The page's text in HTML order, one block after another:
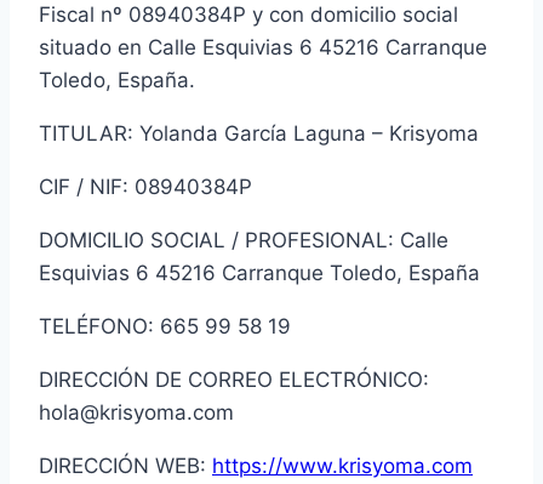
Fiscal nº 08940384P y con domicilio social
situado en Calle Esquivias 6 45216 Carranque
Toledo, España.
TITULAR: Yolanda García Laguna – Krisyoma
CIF / NIF: 08940384P
DOMICILIO SOCIAL / PROFESIONAL: Calle
Esquivias 6 45216 Carranque Toledo, España
TELÉFONO: 665 99 58 19
DIRECCIÓN DE CORREO ELECTRÓNICO:
hola@krisyoma.com
DIRECCIÓN WEB: https://www.krisyoma.com